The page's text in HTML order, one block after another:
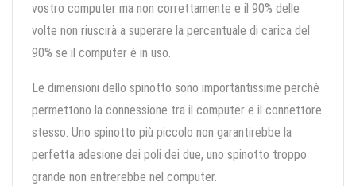
vostro computer ma non correttamente e il 90% delle
volte non riuscirà a superare la percentuale di carica del
90% se il computer è in uso.
Le dimensioni dello spinotto sono importantissime perché
permettono la connessione tra il computer e il connettore
stesso. Uno spinotto più piccolo non garantirebbe la
perfetta adesione dei poli dei due, uno spinotto troppo
grande non entrerebbe nel computer.